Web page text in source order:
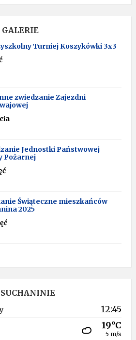
GALERIE
Turniej Koszykówki 3x3
zwiedzanie Zajezdni
Jednostki Państwowej
Pożarnej
Świąteczne mieszkańców
2025
12:45
19°C
5 m/s